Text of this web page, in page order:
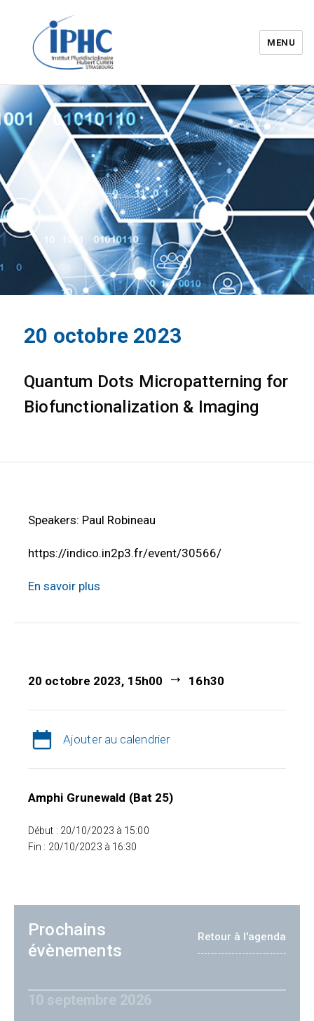
Institut pluridisciplinaire Hubert
Curien – IPHC
MENU
20 octobre 2023
Quantum Dots Micropatterning for
Biofunctionalization & Imaging
Speakers: Paul Robineau
https://indico.in2p3.fr/event/30566/
En savoir plus
20 octobre 2023, 15h00 16h30
Ajouter au calendrier
Amphi Grunewald (Bat 25)
Début : 20/10/2023 à 15:00
Fin : 20/10/2023 à 16:30
Prochains
évènements
Retour à l'agenda
10 septembre 2026